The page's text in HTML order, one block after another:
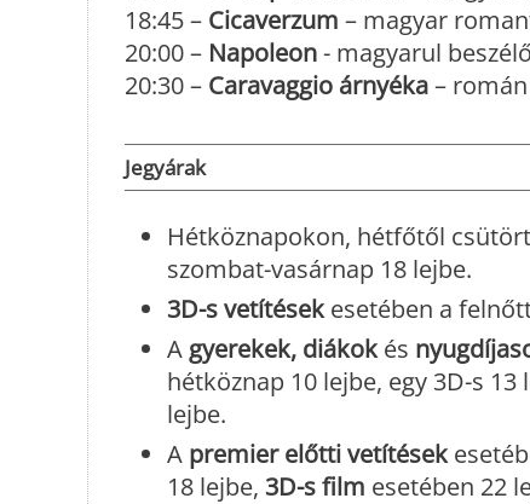
18:45 – Cicaverzum – magyar
20:00 – Napoleon- magyarul
20:30 – Caravaggio árnyéka–
Jegyárak
Hétköznapokon, hétfőtől
szombat-vasárnap 18 lejbe.
3D-s vetítésekesetében a
Agyerekek, diákokés
hétköznap 10 lejbe, egy 3D-s
lejbe.
A premier előtti vetítések
18 lejbe, 3D-s film esetében 22